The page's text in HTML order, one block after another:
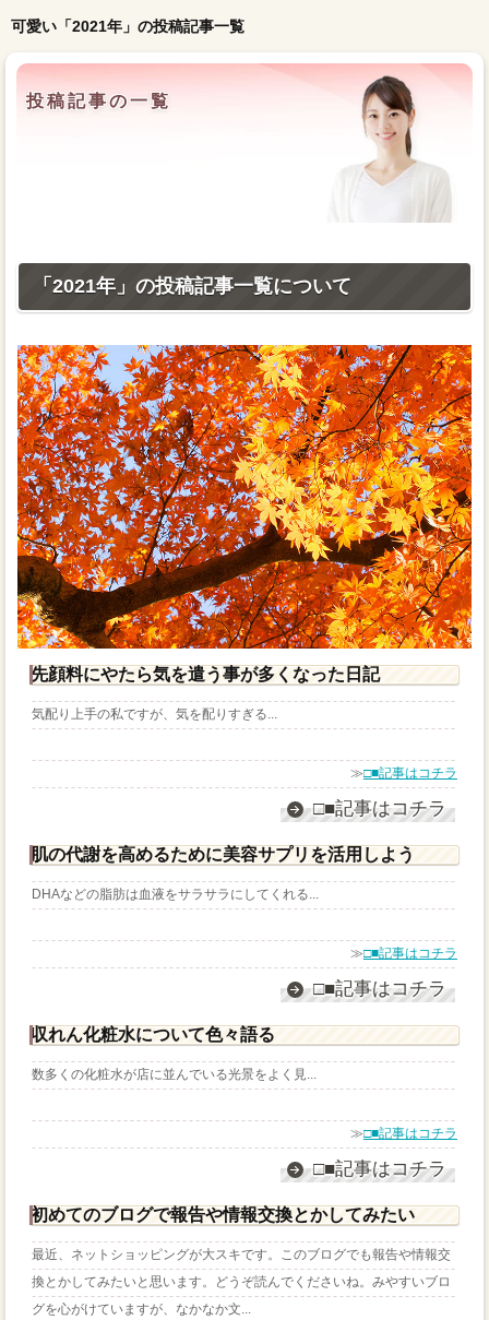
可愛い「2021年」の投稿記事一覧
投稿記事の一覧
「2021年」の投稿記事一覧について
先顔料にやたら気を遣う事が多くなった日記
気配り上手の私ですが、気を配りすぎる...
≫□■記事はコチラ
□■記事はコチラ
肌の代謝を高めるために美容サプリを活用しよう
DHAなどの脂肪は血液をサラサラにしてくれる...
≫□■記事はコチラ
□■記事はコチラ
収れん化粧水について色々語る
数多くの化粧水が店に並んでいる光景をよく見...
≫□■記事はコチラ
□■記事はコチラ
初めてのブログで報告や情報交換とかしてみたい
最近、ネットショッピングが大スキです。このブログでも報告や情報交
換とかしてみたいと思います。どうぞ読んでくださいね。みやすいブロ
グを心がけていますが、なかなか文...